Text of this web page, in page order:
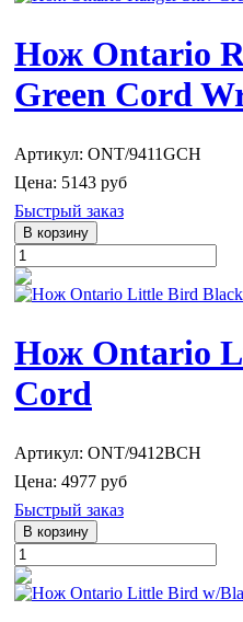
Нож Ontario
Green Cord
Артикул: ONT/9411GCH
Цена: 5143 руб
Быстрый заказ
Нож Ontario
Cord
Артикул: ONT/9412BCH
Цена: 4977 руб
Быстрый заказ